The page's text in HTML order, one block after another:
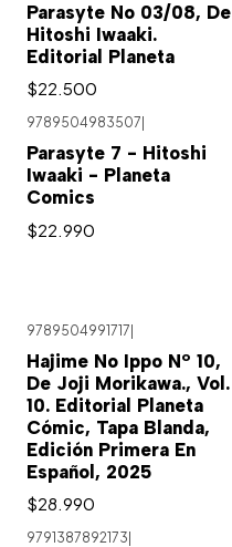
Parasyte No 03/08, De
Hitoshi Iwaaki.
Editorial Planeta
$22.500
9789504983507
Parasyte 7 - Hitoshi
Iwaaki - Planeta
Comics
$22.990
9789504991717|
Hajime No Ippo Nº 10,
De Joji Morikawa., Vol.
10. Editorial Planeta
Cómic, Tapa Blanda,
Edición Primera En
Español, 2025
$28.990
9791387892173